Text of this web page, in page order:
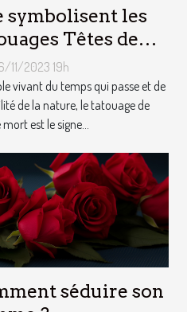
symbolisent les
Têtes de
?
11/2023 19h
vivant du temps qui passe et de
de la nature, le tatouage de
est le signe...
séduire son